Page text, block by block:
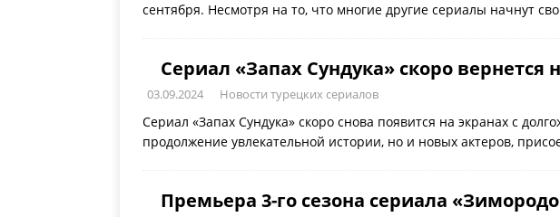
сентября. Несмотря на то, что многие другие сериалы начнут
Сериал «Запах Сундука» скоро
03.09.2024 Новости турецких сериалов
Сериал «Запах Сундука» скоро снова появится на экранах с
продолжение увлекательной истории, но и новых актеров,
Премьера 3-го сезона сериала